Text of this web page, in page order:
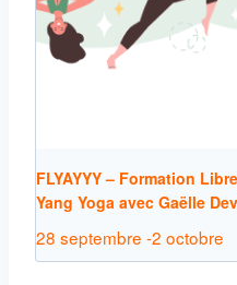
FLYAYYY – Formation
Yang Yoga avec Gaëlle
28 septembre -2 octobre